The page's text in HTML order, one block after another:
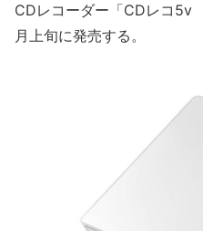
CDレコーダー「CDレコ
月上旬に発売する。